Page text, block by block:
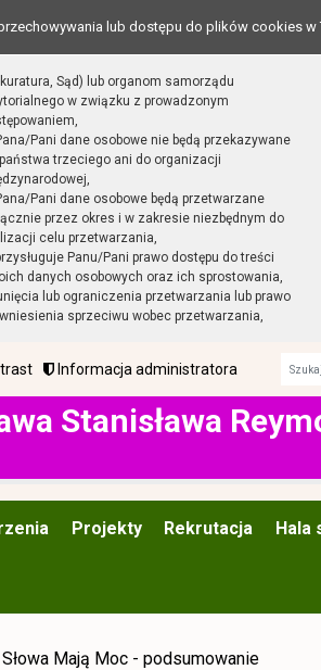
lub dostępu do plików cookies w
Sąd) lub organom samorządu
w związku z prowadzonym
Pani dane osobowe nie będą przekazywane
trzeciego ani do organizacji
Pani dane osobowe będą przetwarzane
przez okres i w zakresie niezbędnym do
celu przetwarzania,
Panu/Pani prawo dostępu do treści
danych osobowych oraz ich sprostowania,
lub ograniczenia przetwarzania lub prawo
sprzeciwu wobec przetwarzania,
Informacja administratora
Stanisława
Projekty Rekrutacja Hala
Słowa Mają Moc - podsumowanie